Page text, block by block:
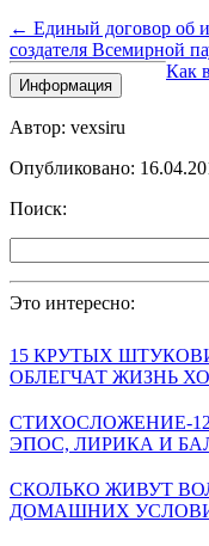
← Единый договор об
создателя Всемирной
Как
Информация
Автор: vexsiru
Опубликовано:
Поиск:
Это интересно:
15 КРУТЫХ
ОБЛЕГЧАТ ЖИЗНЬ
СТИХОСЛОЖЕНИЕ-
ЭПОС, ЛИРИКА И
СКОЛЬКО ЖИВУТ
ДОМАШНИХ